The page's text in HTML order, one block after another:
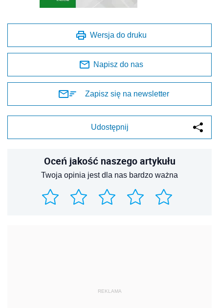
Wersja do druku
Napisz do nas
Zapisz się na newsletter
Udostępnij
Oceń jakość naszego artykułu
Twoja opinia jest dla nas bardzo ważna
REKLAMA